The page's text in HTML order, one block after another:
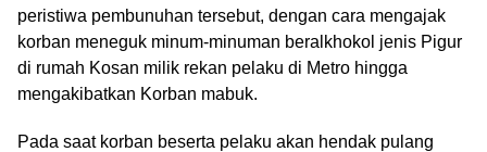
peristiwa pembunuhan tersebut, dengan cara mengajak
korban meneguk minum-minuman beralkhokol jenis Pigur
di rumah Kosan milik rekan pelaku di Metro hingga
mengakibatkan Korban mabuk.
Pada saat korban beserta pelaku akan hendak pulang